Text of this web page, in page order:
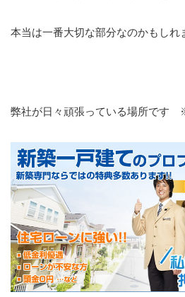
本当は一番大切な部分なのかもしれ
弊社が日々頑張っている場所です